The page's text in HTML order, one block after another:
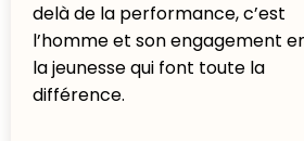
delà de la performance, c’est
l’homme et son engagement
la jeunesse qui font toute la
différence.